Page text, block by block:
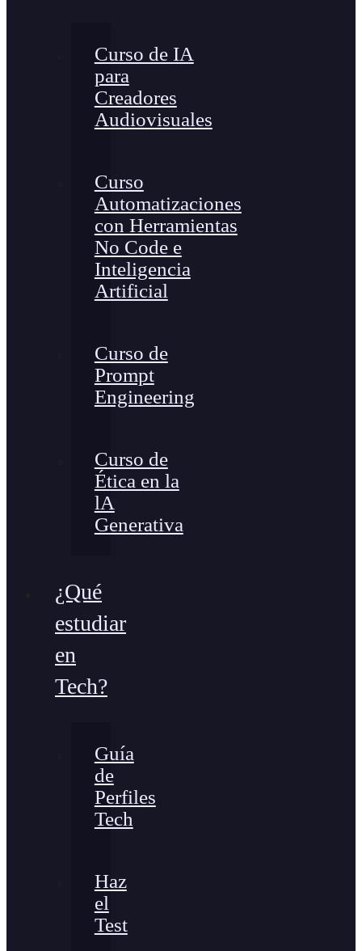
Curso de IA
para
Creadores
Audiovisuales
Curso
Automatizaciones
con Herramientas
No Code e
Inteligencia
Artificial
Curso de
Prompt
Engineering
Curso de
Ética en la
lA
Generativa
¿Qué
estudiar
en
Tech?
Guía
de
Perfiles
Tech
Haz
el
Test